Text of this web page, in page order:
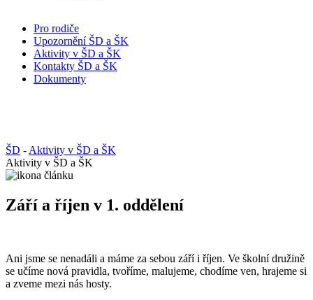
Pro rodiče
Upozornění ŠD a ŠK
Aktivity v ŠD a ŠK
Kontakty ŠD a ŠK
Dokumenty
ŠD - Aktivity v ŠD a ŠK
Aktivity v ŠD a ŠK
Září a říjen v 1. oddělení
Ani jsme se nenadáli a máme za sebou září i říjen. Ve školní družině
se učíme nová pravidla, tvoříme, malujeme, chodíme ven, hrajeme si
a zveme mezi nás hosty.